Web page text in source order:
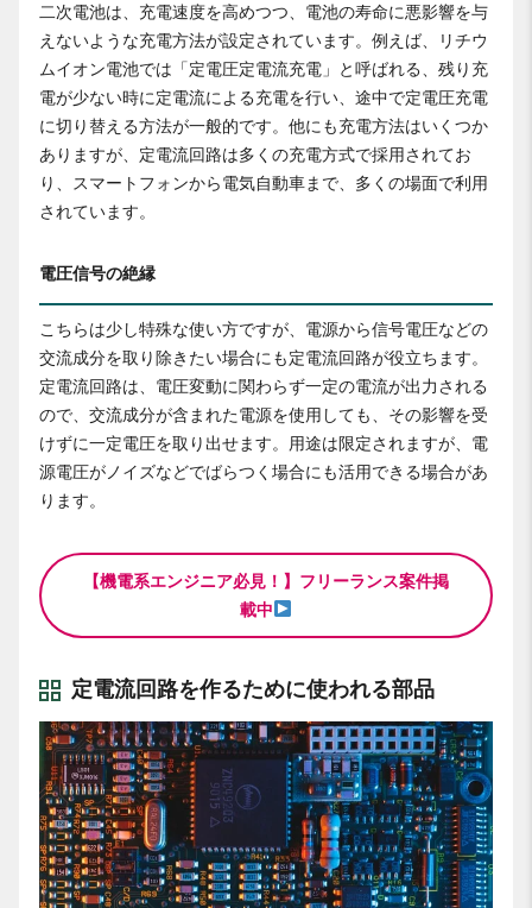
二次電池は、充電速度を高めつつ、電池の寿命に悪影響を与
えないような充電方法が設定されています。例えば、リチウ
ムイオン電池では「定電圧定電流充電」と呼ばれる、残り充
電が少ない時に定電流による充電を行い、途中で定電圧充電
に切り替える方法が一般的です。他にも充電方法はいくつか
ありますが、定電流回路は多くの充電方式で採用されてお
り、スマートフォンから電気自動車まで、多くの場面で利用
されています。
電圧信号の絶縁
こちらは少し特殊な使い方ですが、電源から信号電圧などの
交流成分を取り除きたい場合にも定電流回路が役立ちます。
定電流回路は、電圧変動に関わらず一定の電流が出力される
ので、交流成分が含まれた電源を使用しても、その影響を受
けずに一定電圧を取り出せます。用途は限定されますが、電
源電圧がノイズなどでばらつく場合にも活用できる場合があ
ります。
【機電系エンジニア必見！】フリーランス案件掲
載中
定電流回路を作るために使われる部品